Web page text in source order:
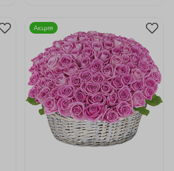
Акция